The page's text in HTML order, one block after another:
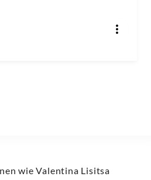
wie Valentina Lisitsa